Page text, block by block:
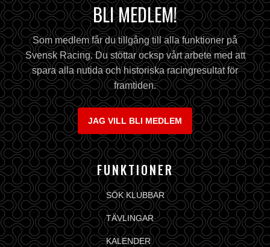
BLI MEDLEM!
Som medlem får du tillgång till alla funktioner på
Svensk Racing. Du stöttar ocksp vårt arbete med att
spara alla nutida och historiska racingresultat för
framtiden.
JAG VILL BLI MEDLEM
FUNKTIONER
SÖK KLUBBAR
TÄVLINGAR
KALENDER